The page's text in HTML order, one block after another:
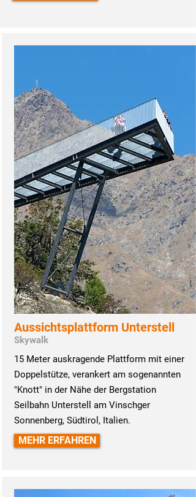
Aussichtsplattform Unterstell
Skywalk
15 Meter auskragende Plattform mit einer
Doppelstütze, verankert am sogenannten
"Knott" in der Nähe der Bergstation
Seilbahn Unterstell am Vinschger
Sonnenberg, Südtirol, Italien.
MEHR ERFAHREN